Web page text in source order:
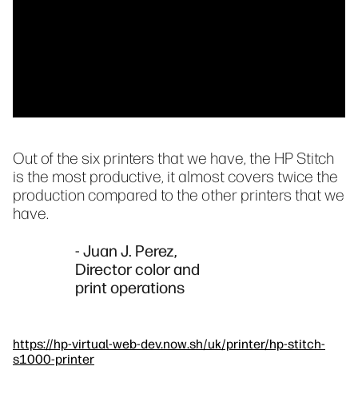
Out of the six printers that we have, the HP Stitch
is the most productive, it almost covers twice the
production compared to the other printers that we
have.
- Juan J. Perez,
Director color and
print operations
https://hp-virtual-web-dev.now.sh/uk/printer/hp-stitch-
s1000-printer